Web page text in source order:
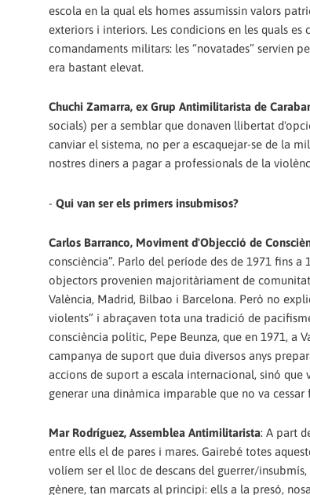
escola en la qual els homes assumissin valors
exteriors i interiors. Les condicions en les quals
comandaments militars: les “novatades” servien
era bastant elevat.
Chuchi Zamarra, ex Grup Antimilitarista de
socials) per a semblar que donaven llibertat
canviar el sistema, no per a escaquejar-se de la
nostres diners a pagar a professionals de la
- Qui van ser els primers insubmisos?
Carlos Barranco, Moviment d'Objecció de
consciència”. Parlo del període des de 1971 fins
objectors provenien majoritàriament de
València, Madrid, Bilbao i Barcelona. Però no
violents” i abraçaven tota una tradició de
consciència polític, Pepe Beunza, que en 1971, a
campanya de suport que duia diversos anys
accions de suport a escala internacional, sinó que
generar una dinàmica imparable que no va
Mar Rodríguez, Assemblea Antimilitarista: A part
entre ells el de pares i mares. Gairebé totes
volíem ser el lloc de descans del guerrer/
gènere, tan marcats al principi: ells a la presó,